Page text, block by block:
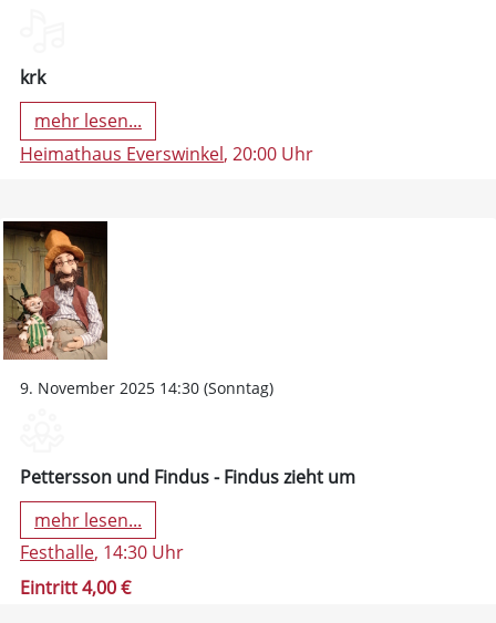
krk
mehr lesen...
Heimathaus Everswinkel, 20:00 Uhr
9. November 2025 14:30 (Sonntag)
Pettersson und Findus - Findus zieht um
mehr lesen...
Festhalle, 14:30 Uhr
Eintritt 4,00 €